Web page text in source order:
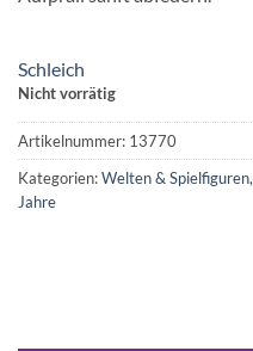
Schleich
Nicht vorrätig
Artikelnummer: 13770
Kategorien:Welten & Spielfiguren,
Jahre